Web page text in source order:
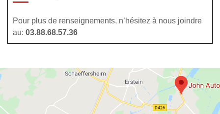
Pour plus de renseignements, n’hésitez à nous joindre
au: 03.88.68.57.36